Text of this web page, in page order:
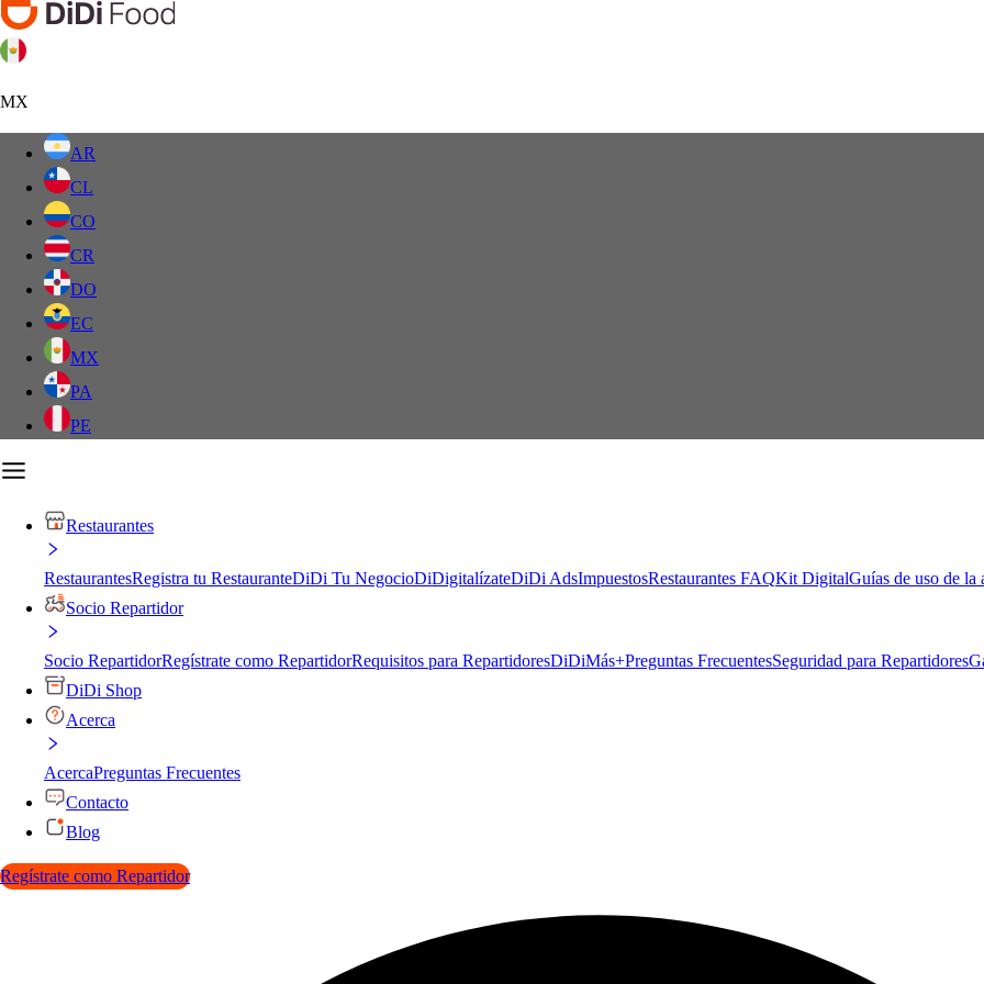
MX
AR
CL
CO
CR
DO
EC
MX
PA
PE
Restaurantes
RestaurantesRegistra tu RestauranteDiDi Tu NegocioDiDigitalízateDiDi AdsImpuestosRestaurantes FAQKit DigitalGuías de uso de la
Socio Repartidor
Socio RepartidorRegístrate como RepartidorRequisitos para RepartidoresDiDiMás+Preguntas FrecuentesSeguridad para Repartidores
DiDi Shop
Acerca
AcercaPreguntas Frecuentes
Contacto
Blog
Regístrate como Repartidor